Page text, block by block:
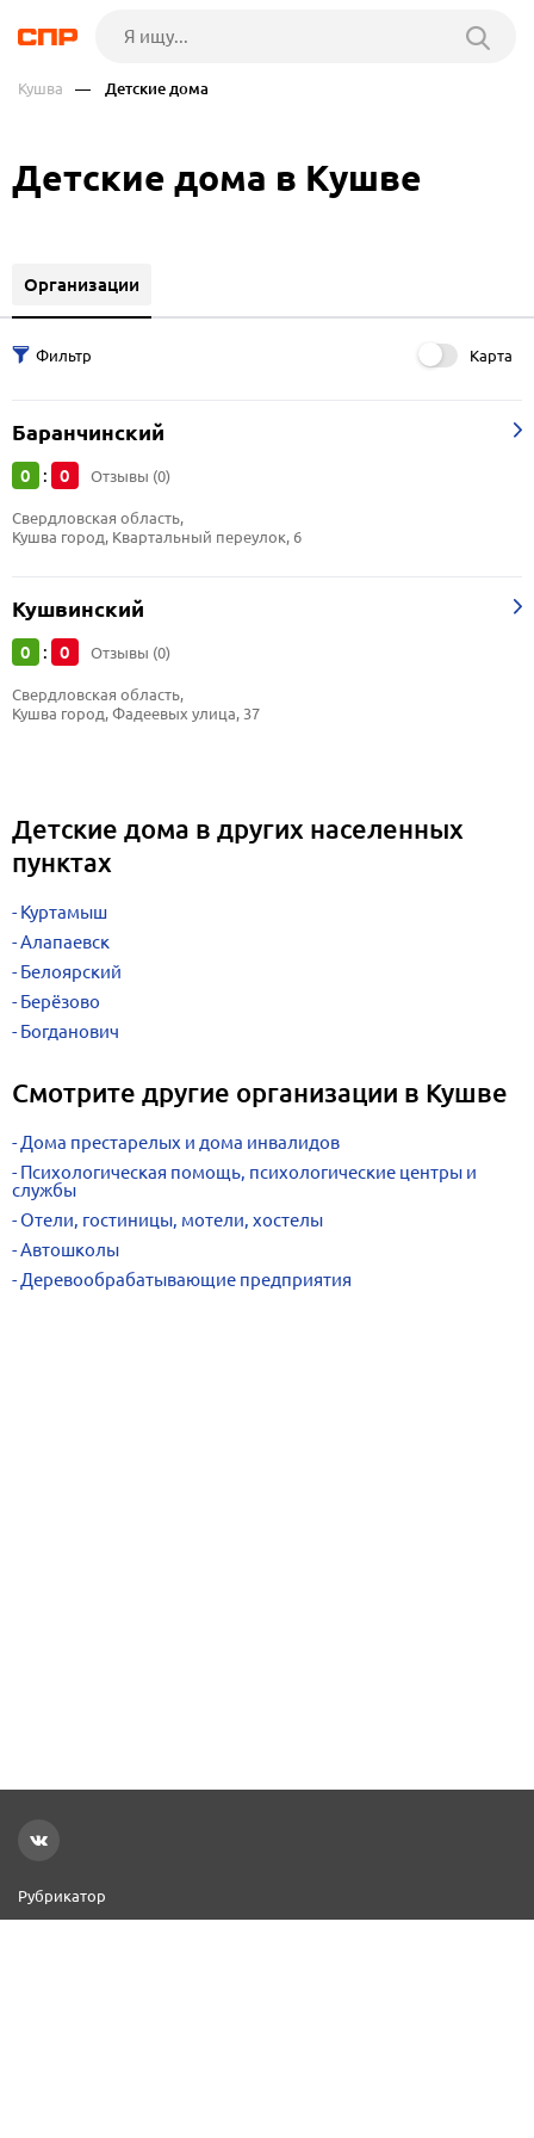
Кушва — Детские дома
Детские дома в Кушве
Организации
Карта
Баранчинский
0 : 0 Отзывы (0)
Свердловская область,
Кушва город, Квартальный переулок, 6
Кушвинский
0 : 0 Отзывы (0)
Свердловская область,
Кушва город, Фадеевых улица, 37
Детские дома в других населенных
пунктах
Куртамыш
Алапаевск
Белоярский
Берёзово
Богданович
Смотрите другие организации в Кушве
Дома престарелых и дома инвалидов
Психологическая помощь, психологические центры и
службы
Отели, гостиницы, мотели, хостелы
Автошколы
Деревообрабатывающие предприятия
Рубрикатор